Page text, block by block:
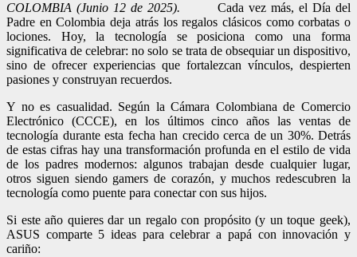
COLOMBIA (Junio 12 de 2025).Cada vez más, el Día del
Padre en Colombia deja atrás los regalos clásicos como corbatas o
lociones. Hoy, la tecnología se posiciona como una forma
significativa de celebrar: no solo se trata de obsequiar un dispositivo,
sino de ofrecer experiencias que fortalezcan vínculos, despierten
pasiones y construyan recuerdos.
Y no es casualidad. Según la Cámara Colombiana de Comercio
Electrónico (CCCE), en los últimos cinco años las ventas de
tecnología durante esta fecha han crecido cerca de un 30%. Detrás
de estas cifras hay una transformación profunda en el estilo de vida
de los padres modernos: algunos trabajan desde cualquier lugar,
otros siguen siendo gamers de corazón, y muchos redescubren la
tecnología como puente para conectar con sus hijos.
Si este año quieres dar un regalo con propósito (y un toque geek),
ASUS comparte 5 ideas para celebrar a papá con innovación y
cariño: